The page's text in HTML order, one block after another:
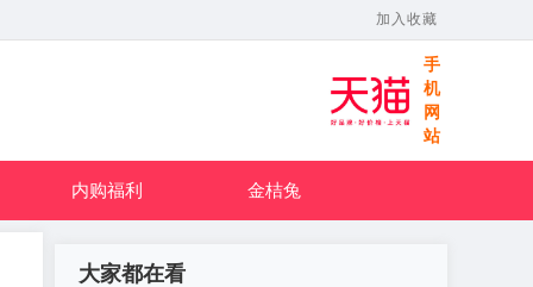
加入收藏
手
机
网
站
内购福利 金桔兔
大家都在看